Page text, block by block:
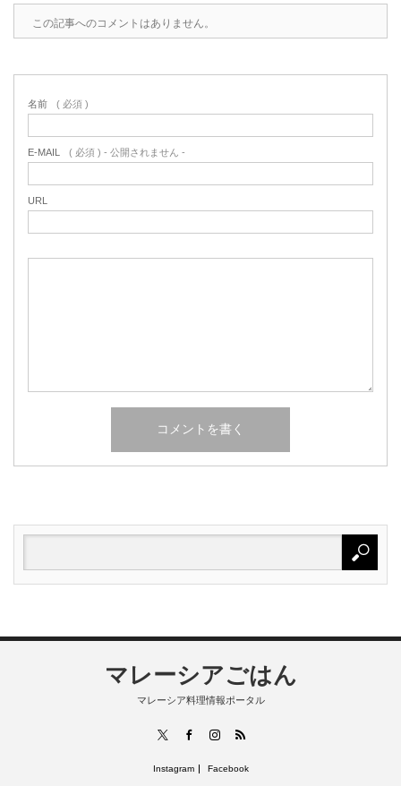
この記事へのコメントはありません。
名前 ( 必須 )
E-MAIL ( 必須 ) - 公開されません -
URL
マレーシアごはん
マレーシア料理情報ポータル
FacebookInstagram
RSS
Instagram Facebook